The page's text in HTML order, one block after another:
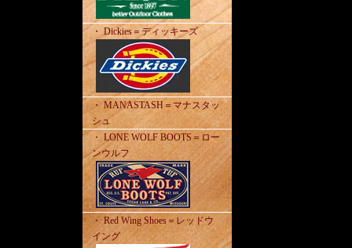
・ Dickies＝ディッキーズ
・ MANASTASH＝マナスタッ
シュ
・ LONE WOLF BOOTS＝ロー
ンウルフ
・ Red Wing Shoes＝レッドウ
イング